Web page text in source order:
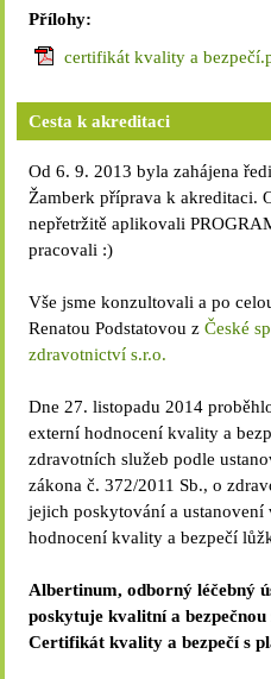
Přílohy:
certifikát kvality a
Cesta k akreditaci
Od 6. 9. 2013 byla zahájena
Žamberk příprava k akreditaci.
nepřetržitě aplikovali
pracovali :)
Vše jsme konzultovali a po
Renatou Podstatovou zČeské
zdravotnictví s.r.o.
Dne 27. listopadu 2014
externí hodnocení kvality a
zdravotních služeb podle
zákona č. 372/2011 Sb., o
jejich poskytování a
hodnocení kvality a bezpečí
Albertinum, odborný léčebný
poskytuje kvalitní a
Certifikát kvality a bezpečí s